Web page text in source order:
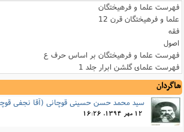
فهرست علما و فرهیختگان
علما و فرهیختگان قرن 12
فقه
اصول
فهرست علما و فرهیختگان بر اساس حرف ع
فهرست علمای گلشن ابرار جلد 1
شاگردان
سید محمد حسن حسینی قوچانی (آقا نجفی
12 مهر 1394, 16:26